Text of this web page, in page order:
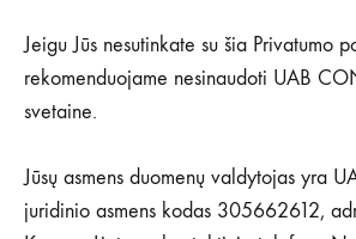
Jeigu Jūs nesutinkate su šia Privatumo
rekomenduojame nesinaudoti UAB
svetaine.
Jūsų asmens duomenų valdytojas yra
juridinio asmens kodas 305662612,